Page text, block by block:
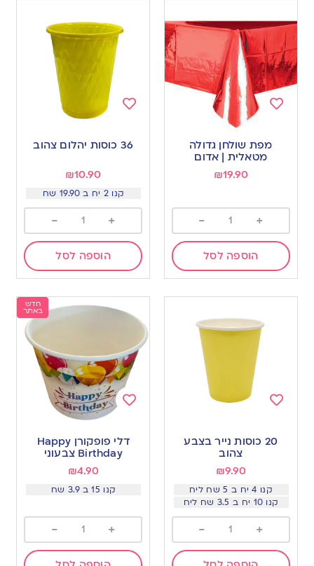
wishlist
מפת שולחן גדולה
מטאלית | אדום
₪19.90
+
-
הוספה לסל
wishlist
36 כוסות יהלום צהוב
₪10.90
קנו 2 יח ב 19.90 שח
+
-
הוספה לסל
20 כוסות נייר בצבע
צהוב
₪9.90
קנו 4 יח ב 5 שח ליח
קנו 10 יח ב 3.5 שח ליח
+
-
חדש
באתר
wishlist
דלי פופקורן Happy
Birthday צבעוני
₪4.90
קנו 15 ב 3.9 שח
+
-